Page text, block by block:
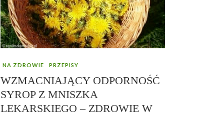
NA ZDROWIE PRZEPISY
WZMACNIAJĄCY ODPORNOŚĆ
SYROP Z MNISZKA
LEKARSKIEGO – ZDROWIE W